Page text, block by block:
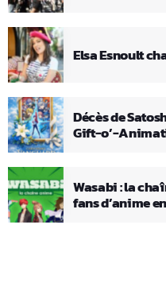
Elsa Esnoult
Décès de
Gift-o’-
Wasabi : la
fans d’anime